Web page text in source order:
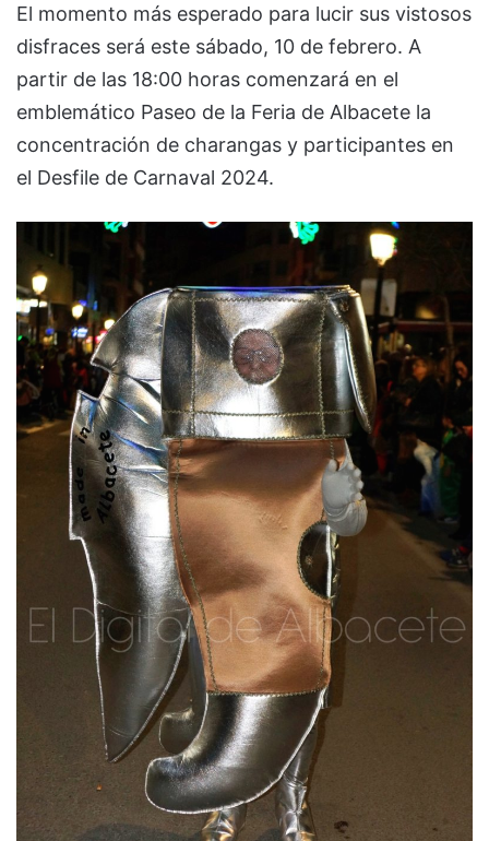
El momento más esperado para lucir sus vistosos
disfraces será este sábado, 10 de febrero. A
partir de las 18:00 horas comenzará en el
emblemático Paseo de la Feria de Albacete la
concentración de charangas y participantes en
el Desfile de Carnaval 2024.